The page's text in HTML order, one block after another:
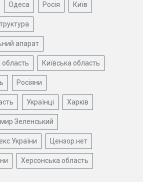
Одеса Росія Київ
апарат
область Київська область
Росіяни
Українці Харків
Зеленський
України Цензор.нет
Херсонська область